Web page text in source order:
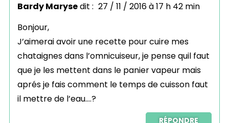
Bardy Marysedit : 27 / 11 / 2016 à 17 h 42 min
Bonjour,
J’aimerai avoir une recette pour cuire mes
chataignes dans l’omnicuiseur, je pense quil faut
que je les mettent dans le panier vapeur mais
aprés je fais comment le temps de cuisson faut
il mettre de l’eau….?
RÉPONDRE